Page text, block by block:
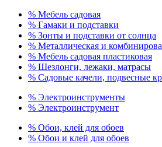
% Мебель садовая
% Гамаки и подставки
% Зонты и подставки от солнца
% Металлическая и
% Мебель садовая пластиковая
% Шезлонги, лежаки, матрасы
% Садовые качели, подвесные
% Электроинструменты
% Электроинструмент
% Обои, клей для обоев
% Обои и клей для обоев